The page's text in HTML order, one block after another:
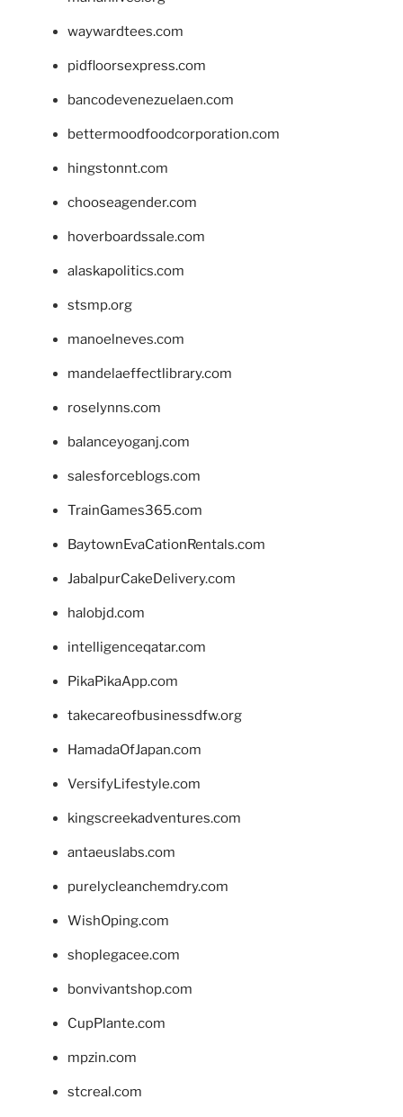
waywardtees.com
pidfloorsexpress.com
bancodevenezuelaen.com
bettermoodfoodcorporation.com
hingstonnt.com
chooseagender.com
hoverboardssale.com
alaskapolitics.com
stsmp.org
manoelneves.com
mandelaeffectlibrary.com
roselynns.com
balanceyoganj.com
salesforceblogs.com
TrainGames365.com
BaytownEvaCationRentals.com
JabalpurCakeDelivery.com
halobjd.com
intelligenceqatar.com
PikaPikaApp.com
takecareofbusinessdfw.org
HamadaOfJapan.com
VersifyLifestyle.com
kingscreekadventures.com
antaeuslabs.com
purelycleanchemdry.com
WishOping.com
shoplegacee.com
bonvivantshop.com
CupPlante.com
mpzin.com
stcreal.com